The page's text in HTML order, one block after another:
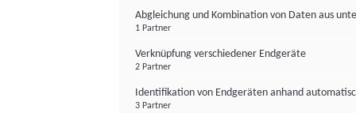
Abgleichung und Kombination von Daten aus
1 Partner
Verknüpfung verschiedener Endgeräte
2 Partner
Identifikation von Endgeräten anhand
3 Partner